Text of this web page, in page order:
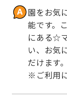
園をお気
能です。
にある☆
い、お気
だけます。
※ご利用